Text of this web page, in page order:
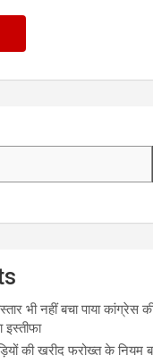
भी नहीं बचा पाया कांग्रेस
इस्तीफा
की खरीद फरोख्त के नियम